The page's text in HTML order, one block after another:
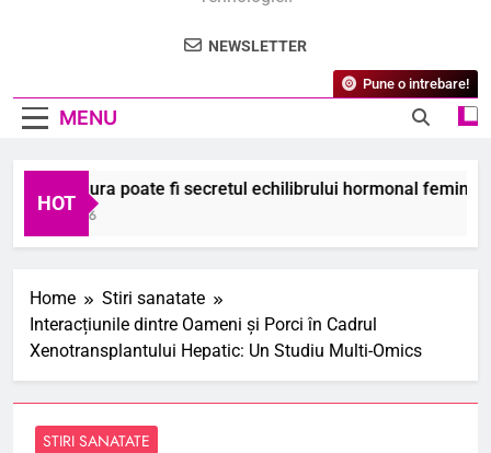
NEWSLETTER
MENU
Pune o intrebare!
HOT
ce zmeura poate fi secretul echilibrului hormonal feminin?
2026
Home
Stiri sanatate
Interacțiunile dintre Oameni și Porci în Cadrul
Xenotransplantului Hepatic: Un Studiu Multi-Omics
STIRI SANATATE